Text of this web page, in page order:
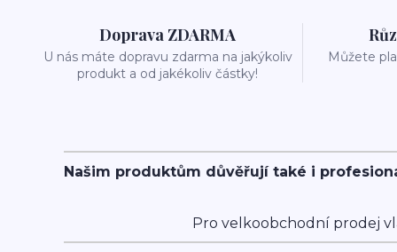
Doprava ZDARMA
U nás máte dopravu zdarma na jakýkoliv
produkt a od jakékoliv částky!
Můžete
Našim produktům důvěřují také i
Pro velkoobchodní prodej